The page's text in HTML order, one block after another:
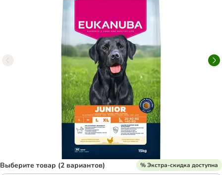
Выберите товар (2 вариантов) % Экстра-скидка доступна